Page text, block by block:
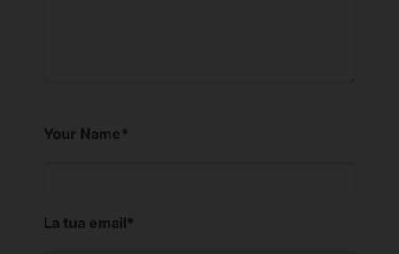
Your Name*
La tua email*